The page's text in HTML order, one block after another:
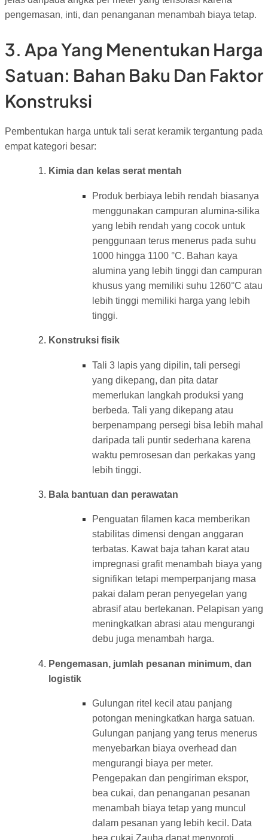
pengemasan, inti, dan penanganan menambah biaya tetap.
3. Apa Yang Menentukan Harga
Satuan: Bahan Baku Dan Faktor
Konstruksi
Pembentukan harga untuk tali serat keramik tergantung pada
empat kategori besar:
Kimia dan kelas serat mentah
Produk berbiaya lebih rendah biasanya
menggunakan campuran alumina-silika
yang lebih rendah yang cocok untuk
penggunaan terus menerus pada suhu
1000 hingga 1100 °C. Bahan kaya
alumina yang lebih tinggi dan campuran
khusus yang memiliki suhu 1260°C atau
lebih tinggi memiliki harga yang lebih
tinggi.
Konstruksi fisik
Tali 3 lapis yang dipilin, tali persegi
yang dikepang, dan pita datar
memerlukan langkah produksi yang
berbeda. Tali yang dikepang atau
berpenampang persegi bisa lebih mahal
daripada tali puntir sederhana karena
waktu pemrosesan dan perkakas yang
lebih tinggi.
Bala bantuan dan perawatan
Penguatan filamen kaca memberikan
stabilitas dimensi dengan anggaran
terbatas. Kawat baja tahan karat atau
impregnasi grafit menambah biaya yang
signifikan tetapi memperpanjang masa
pakai dalam peran penyegelan yang
abrasif atau bertekanan. Pelapisan yang
meningkatkan abrasi atau mengurangi
debu juga menambah harga.
Pengemasan, jumlah pesanan minimum, dan
logistik
Gulungan ritel kecil atau panjang
potongan meningkatkan harga satuan.
Gulungan panjang yang terus menerus
menyebarkan biaya overhead dan
mengurangi biaya per meter.
Pengepakan dan pengiriman ekspor,
bea cukai, dan penanganan pesanan
menambah biaya tetap yang muncul
dalam pesanan yang lebih kecil. Data